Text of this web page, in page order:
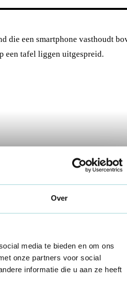
Over
media te bieden en om ons
onze partners voor social
informatie die u aan ze heeft
open jeugdwerk
stad of gemeente
ondersteuningsmogelijkheden van